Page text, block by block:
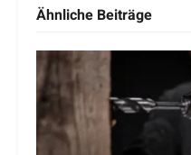
Ähnliche Beiträge